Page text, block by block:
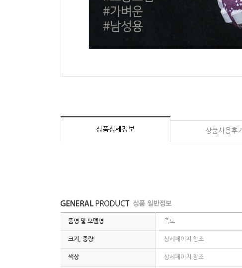
상품상세정보 상품사용후기
품명 및 모델명 죽도
크기, 중량 상세페이지 참조
색상 상세페이지 참조